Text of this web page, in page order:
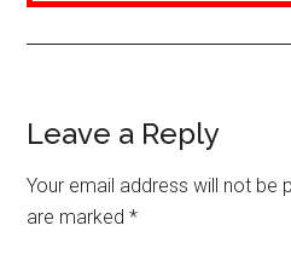
Reader
Interactions
Leave a Reply
Your email address will not be
are marked*